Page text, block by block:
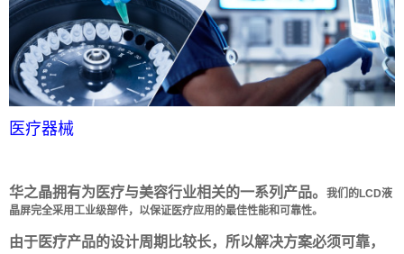
定制品
医疗器械
华之晶拥有为医疗与美容行业相关的一系列产品。
我们的LCD液
晶屏完全采用工业级部件，以保证医疗应用的最佳性能和可靠性。
由于医疗产品的设计周期比较长，所以解决方案必须可靠，